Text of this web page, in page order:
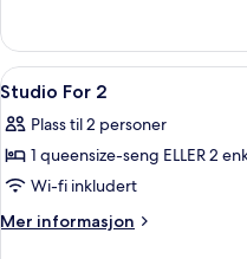
Bedroom
Apartment
Åpne
alle
bildene
av
Studio
For
10
Studio For 2
Plass til 2 personer
1 queensize-seng ELLER 2
Wi-fi inkludert
Mer informasjon
Mer